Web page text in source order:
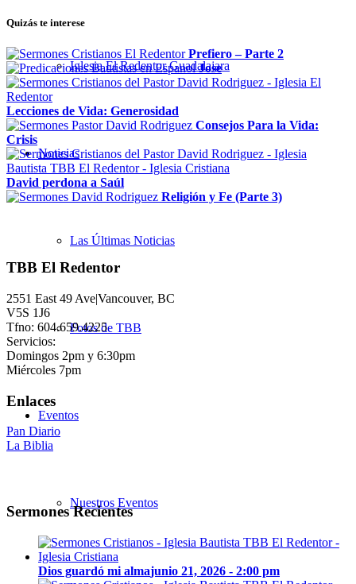
Iglesia El Redentor Guadalajara
Noticias
Las Últimas Noticias
Fotos de TBB
Eventos
Nuestros Eventos
Quizás te interese
Prefiero – Parte 2
Jose
Lecciones de Vida: Generosidad
Consejos Para la Vida:
Crisis
David perdona a Saúl
Religión y Fe (Parte 3)
TBB El Redentor
2551 East 49 Ave|Vancouver, BC
V5S 1J6
Tfno: 604.659.4225
Servicios:
Domingos 2pm y 6:30pm
Miércoles 7pm
Enlaces
Pan Diario
La Biblia
Sermones Recientes
Dios guardó mi almajunio 21, 2026 - 2:00 pm